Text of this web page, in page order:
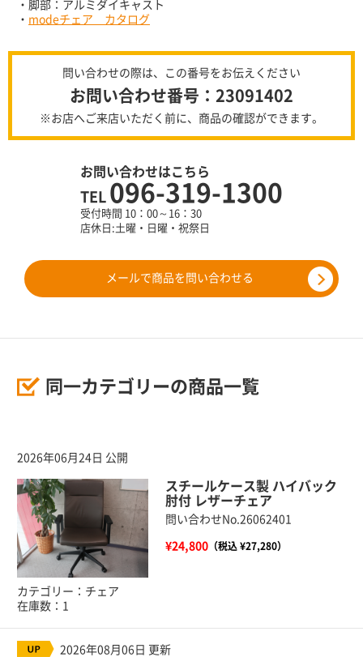
・脚部：アルミダイキャスト
・ modeチェア カタログ
問い合わせの際は、この番号をお伝えください
お問い合わせ番号：23091402
※お店へご来店いただく前に、商品の確認ができます。
お問い合わせはこちら
TEL 096-319-1300
受付時間 10：00～16：30
店休日:土曜・日曜・祝祭日
メールで商品を問い合わせる
同一カテゴリーの商品一覧
2026年06月24日 公開
スチールケース製 ハイバック
肘付 レザーチェア
問い合わせNo.26062401
¥24,800（税込 ¥27,280）
カテゴリー：チェア
在庫数：1
2026年08月06日 更新